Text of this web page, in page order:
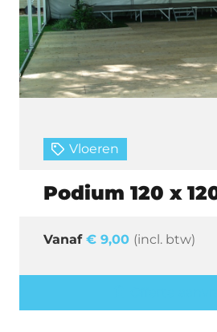
Vloeren
Podium 120 x
€ 9,00 (incl. btw)